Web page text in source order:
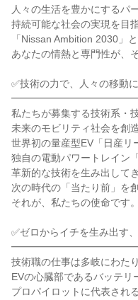
人々の生活を豊かにするパ
持続可能な社会の実現を目
「Nissan Ambition 2030」
あなたの情熱と専門性が、
✅技術の力で、人々の移動
私たちが募集する技術系・
未来のモビリティ社会を創
世界初の量産型EV「日産リ
独自の電動パワートレイン
革新的な技術を生み出して
次の時代の「当たり前」を
それが、私たちの使命です。
✅ゼロからイチを生み出す
技術職の仕事は多岐にわたり
EVの心臓部であるバッテリ
プロパイロットに代表され